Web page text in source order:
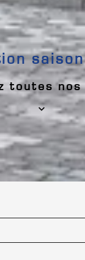
toutes